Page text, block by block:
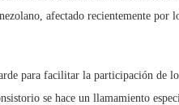
afectado recientemente por
para facilitar la participación de
se hace un llamamiento